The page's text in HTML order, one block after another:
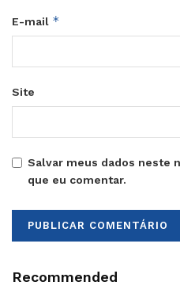
E-mail *
Site
Salvar meus dados neste
que eu comentar.
Recommended